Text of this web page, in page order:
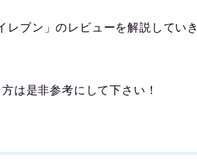
ブン」のレビューを解説していき
は是非参考にして下さい！